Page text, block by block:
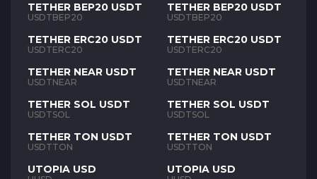
TETHER BEP20 USDT
USDTBEP20
TETHER ERC20 USDT
USDTERC20
TETHER NEAR USDT
USDTNEAR
TETHER SOL USDT
USDTSOL
TETHER TON USDT
USDTTON
UTOPIA USD
TETHER BEP20 USDT
USDTBEP20
TETHER ERC20 USDT
USDTERC20
TETHER NEAR USDT
USDTNEAR
TETHER SOL USDT
USDTSOL
TETHER TON USDT
USDTTON
UTOPIA USD